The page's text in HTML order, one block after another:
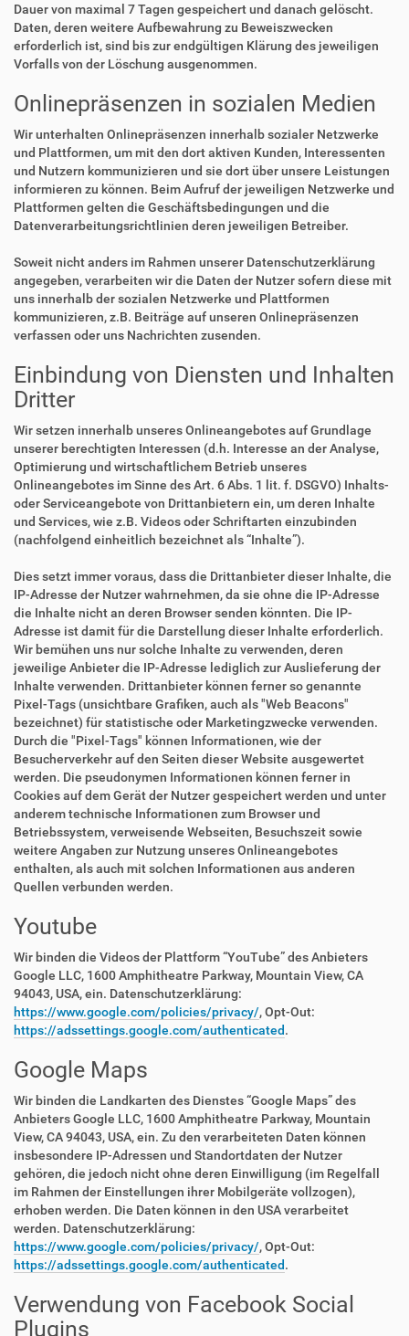
Dauer von maximal 7 Tagen gespeichert und danach gelöscht.
Daten, deren weitere Aufbewahrung zu Beweiszwecken
erforderlich ist, sind bis zur endgültigen Klärung des jeweiligen
Vorfalls von der Löschung ausgenommen.
Onlinepräsenzen in sozialen Medien
Wir unterhalten Onlinepräsenzen innerhalb sozialer Netzwerke
und Plattformen, um mit den dort aktiven Kunden, Interessenten
und Nutzern kommunizieren und sie dort über unsere Leistungen
informieren zu können. Beim Aufruf der jeweiligen Netzwerke und
Plattformen gelten die Geschäftsbedingungen und die
Datenverarbeitungsrichtlinien deren jeweiligen Betreiber.
Soweit nicht anders im Rahmen unserer Datenschutzerklärung
angegeben, verarbeiten wir die Daten der Nutzer sofern diese mit
uns innerhalb der sozialen Netzwerke und Plattformen
kommunizieren, z.B. Beiträge auf unseren Onlinepräsenzen
verfassen oder uns Nachrichten zusenden.
Einbindung von Diensten und Inhalten
Dritter
Wir setzen innerhalb unseres Onlineangebotes auf Grundlage
unserer berechtigten Interessen (d.h. Interesse an der Analyse,
Optimierung und wirtschaftlichem Betrieb unseres
Onlineangebotes im Sinne des Art. 6 Abs. 1 lit. f. DSGVO) Inhalts-
oder Serviceangebote von Drittanbietern ein, um deren Inhalte
und Services, wie z.B. Videos oder Schriftarten einzubinden
(nachfolgend einheitlich bezeichnet als “Inhalte”).
Dies setzt immer voraus, dass die Drittanbieter dieser Inhalte, die
IP-Adresse der Nutzer wahrnehmen, da sie ohne die IP-Adresse
die Inhalte nicht an deren Browser senden könnten. Die IP-
Adresse ist damit für die Darstellung dieser Inhalte erforderlich.
Wir bemühen uns nur solche Inhalte zu verwenden, deren
jeweilige Anbieter die IP-Adresse lediglich zur Auslieferung der
Inhalte verwenden. Drittanbieter können ferner so genannte
Pixel-Tags (unsichtbare Grafiken, auch als "Web Beacons"
bezeichnet) für statistische oder Marketingzwecke verwenden.
Durch die "Pixel-Tags" können Informationen, wie der
Besucherverkehr auf den Seiten dieser Website ausgewertet
werden. Die pseudonymen Informationen können ferner in
Cookies auf dem Gerät der Nutzer gespeichert werden und unter
anderem technische Informationen zum Browser und
Betriebssystem, verweisende Webseiten, Besuchszeit sowie
weitere Angaben zur Nutzung unseres Onlineangebotes
enthalten, als auch mit solchen Informationen aus anderen
Quellen verbunden werden.
Youtube
Wir binden die Videos der Plattform “YouTube” des Anbieters
Google LLC, 1600 Amphitheatre Parkway, Mountain View, CA
94043, USA, ein. Datenschutzerklärung:
https://www.google.com/policies/privacy/, Opt-Out:
https://adssettings.google.com/authenticated.
Google Maps
Wir binden die Landkarten des Dienstes “Google Maps” des
Anbieters Google LLC, 1600 Amphitheatre Parkway, Mountain
View, CA 94043, USA, ein. Zu den verarbeiteten Daten können
insbesondere IP-Adressen und Standortdaten der Nutzer
gehören, die jedoch nicht ohne deren Einwilligung (im Regelfall
im Rahmen der Einstellungen ihrer Mobilgeräte vollzogen),
erhoben werden. Die Daten können in den USA verarbeitet
werden. Datenschutzerklärung:
https://www.google.com/policies/privacy/, Opt-Out:
https://adssettings.google.com/authenticated.
Verwendung von Facebook Social
Plugins